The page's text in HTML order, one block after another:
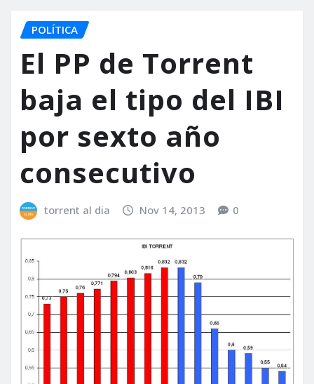
POLÍTICA
El PP de Torrent
baja el tipo del IBI
por sexto año
consecutivo
torrent al dia Nov 14, 2013 0